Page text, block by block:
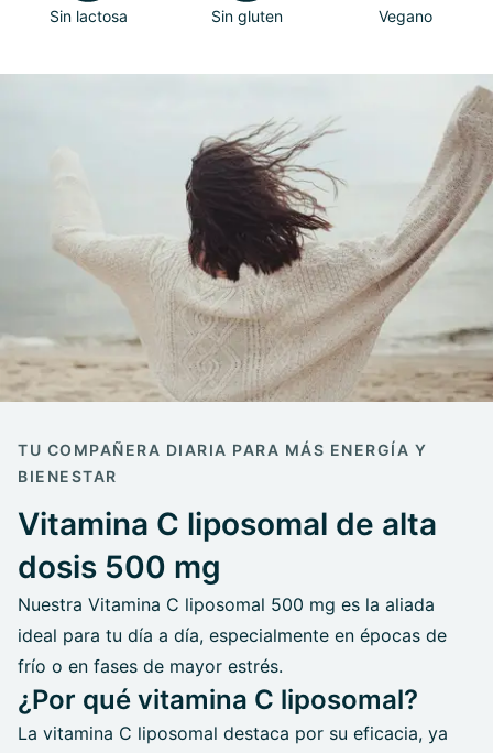
Sin lactosa Sin gluten Vegano
TU COMPAÑERA DIARIA PARA MÁS ENERGÍA Y
BIENESTAR
Vitamina C liposomal de alta
dosis 500 mg
Nuestra Vitamina C liposomal 500 mg es la aliada
ideal para tu día a día, especialmente en épocas de
frío o en fases de mayor estrés.
¿Por qué vitamina C liposomal?
La vitamina C liposomal destaca por su eficacia, ya